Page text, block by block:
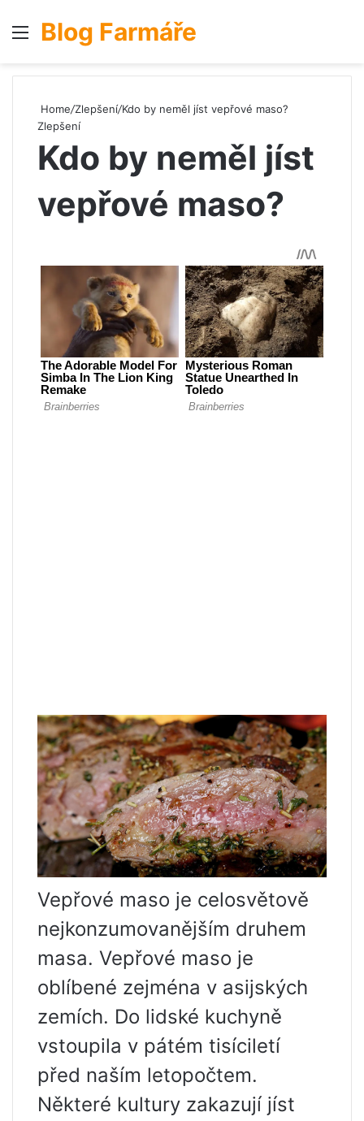
Menu
Blog Farmáře
Home/Zlepšení/Kdo by neměl jíst vepřové maso?
Zlepšení
Kdo by neměl jíst
vepřové maso?
Vepřové maso je celosvětově
nejkonzumovanějším druhem
masa. Vepřové maso je
oblíbené zejména v asijských
zemích. Do lidské kuchyně
vstoupila v pátém tisíciletí
před naším letopočtem.
Některé kultury zakazují jíst